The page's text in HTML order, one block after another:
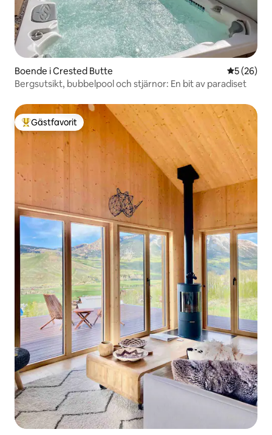
Boende i Crested Butte 5 av 5 i
5 (26)
Bergsutsikt, bubbelpool och stjärnor: En bit av paradiset
Populär gästfavorit
Gästfavorit